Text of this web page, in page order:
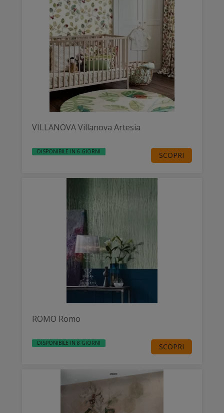
VILLANOVA Villanova Artesia
DISPONIBILE IN 6 GIORNI SCOPRI
ROMO Romo
DISPONIBILE IN 8 GIORNI SCOPRI